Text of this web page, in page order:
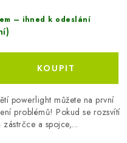
– ihned k odeslání
powerlight můžete na první
problémů! Pokud se rozsvítí
a spojce,...